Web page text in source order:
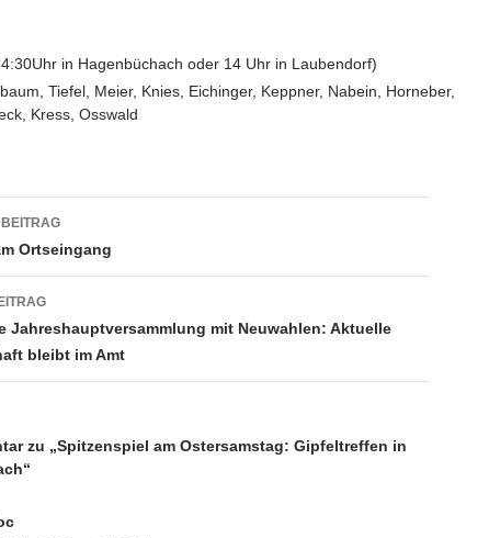
in Hagenbüchach oder 14 Uhr in Laubendorf)
Tiefel, Meier, Knies, Eichinger, Keppner, Nabein, Horneber,
Kress, Osswald
Ortseingang
Jahreshauptversammlung mit Neuwahlen: Aktuelle
bleibt im Amt
zu „Spitzenspiel am Ostersamstag: Gipfeltreffen in